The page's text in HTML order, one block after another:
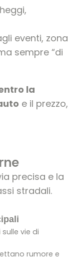
eventi, zona
sempre “di
la
e il prezzo,
precisa e la
stradali.
vie di
rumore e